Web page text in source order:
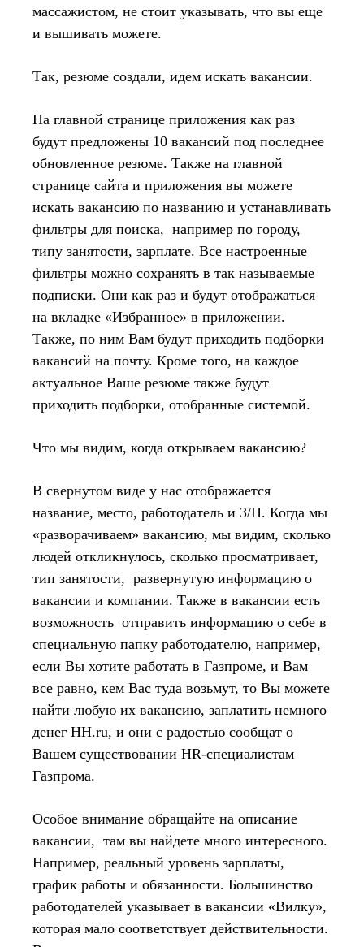
массажистом, не стоит указывать, что вы еще
и вышивать можете.
Так, резюме создали, идем искать вакансии.
На главной странице приложения как раз
будут предложены 10 вакансий под последнее
обновленное резюме. Также на главной
странице сайта и приложения вы можете
искать вакансию по названию и устанавливать
фильтры для поиска, например по городу,
типу занятости, зарплате. Все настроенные
фильтры можно сохранять в так называемые
подписки. Они как раз и будут отображаться
на вкладке «Избранное» в приложении.
Также, по ним Вам будут приходить подборки
вакансий на почту. Кроме того, на каждое
актуальное Ваше резюме также будут
приходить подборки, отобранные системой.
Что мы видим, когда открываем вакансию?
В свернутом виде у нас отображается
название, место, работодатель и З/П. Когда мы
«разворачиваем» вакансию, мы видим, сколько
людей откликнулось, сколько просматривает,
тип занятости, развернутую информацию о
вакансии и компании. Также в вакансии есть
возможность отправить информацию о себе в
специальную папку работодателю, например,
если Вы хотите работать в Газпроме, и Вам
все равно, кем Вас туда возьмут, то Вы можете
найти любую их вакансию, заплатить немного
денег HH.ru, и они с радостью сообщат о
Вашем существовании HR-специалистам
Газпрома.
Особое внимание обращайте на описание
вакансии, там вы найдете много интересного.
Например, реальный уровень зарплаты,
график работы и обязанности. Большинство
работодателей указывает в вакансии «Вилку»,
которая мало соответствует действительности.